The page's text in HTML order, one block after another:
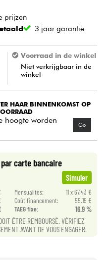
prijzen
3 jaar garantie
Voorraad in de winkel
Niet verkrijgbaar in de
winkel
HAAR BINNENKOMST OP
hoogte worden
Go
par carte bancaire
Simuler
Mensualités:
11 x 67.43 €
Coût financement:
55.15 €
TAEG fixe: 16.9 %
ÊTRE REMBOURSÉ. VÉRIFIEZ
AVANT DE VOUS ENGAGER.